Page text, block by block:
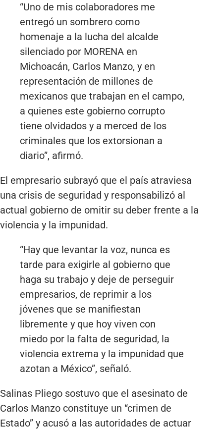
“Uno de mis colaboradores me
entregó un sombrero como
homenaje a la lucha del alcalde
silenciado por MORENA en
Michoacán, Carlos Manzo, y en
representación de millones de
mexicanos que trabajan en el campo,
a quienes este gobierno corrupto
tiene olvidados y a merced de los
criminales que los extorsionan a
diario”, afirmó.
El empresario subrayó que el país atraviesa
una crisis de seguridad y responsabilizó al
actual gobierno de omitir su deber frente a la
violencia y la impunidad.
“Hay que levantar la voz, nunca es
tarde para exigirle al gobierno que
haga su trabajo y deje de perseguir
empresarios, de reprimir a los
jóvenes que se manifiestan
libremente y que hoy viven con
miedo por la falta de seguridad, la
violencia extrema y la impunidad que
azotan a México”, señaló.
Salinas Pliego sostuvo que el asesinato de
Carlos Manzo constituye un “crimen de
Estado” y acusó a las autoridades de actuar